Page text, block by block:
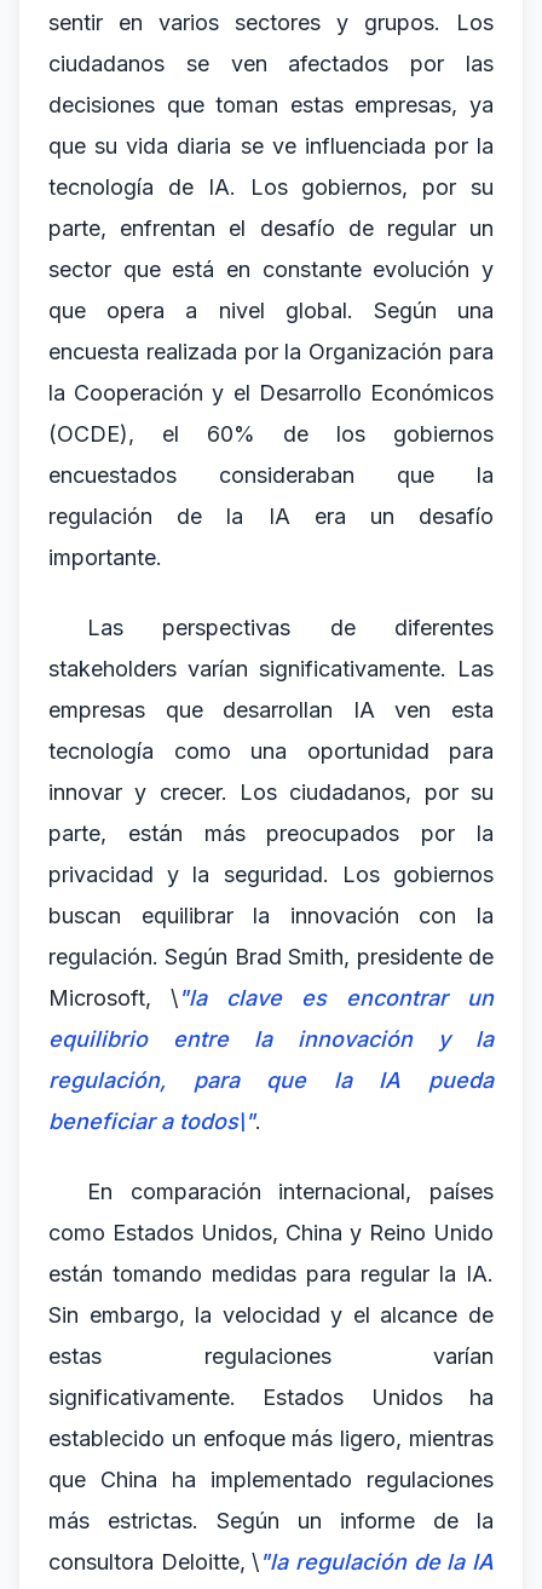
sentir en varios sectores y grupos. Los
ciudadanos se ven afectados por las
decisiones que toman estas empresas, ya
que su vida diaria se ve influenciada por la
tecnología de IA. Los gobiernos, por su
parte, enfrentan el desafío de regular un
sector que está en constante evolución y
que opera a nivel global. Según una
encuesta realizada por la Organización para
la Cooperación y el Desarrollo Económicos
(OCDE), el 60% de los gobiernos
encuestados consideraban que la
regulación de la IA era un desafío
importante.
Las perspectivas de diferentes
stakeholders varían significativamente. Las
empresas que desarrollan IA ven esta
tecnología como una oportunidad para
innovar y crecer. Los ciudadanos, por su
parte, están más preocupados por la
privacidad y la seguridad. Los gobiernos
buscan equilibrar la innovación con la
regulación. Según Brad Smith, presidente de
Microsoft, \"la clave es encontrar un
equilibrio entre la innovación y la
regulación, para que la IA pueda
beneficiar a todos\".
En comparación internacional, países
como Estados Unidos, China y Reino Unido
están tomando medidas para regular la IA.
Sin embargo, la velocidad y el alcance de
estas regulaciones varían
significativamente. Estados Unidos ha
establecido un enfoque más ligero, mientras
que China ha implementado regulaciones
más estrictas. Según un informe de la
consultora Deloitte, \"la regulación de la IA